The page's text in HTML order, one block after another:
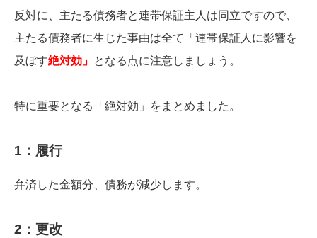
反対に、主たる債務者と連帯保証主人は同立ですので、
主たる債務者に生じた事由は全て「連帯保証人に影響を
及ぼす絶対効」 となる点に注意しましょう。
特に重要となる「絶対効」をまとめました。
1：履行
弁済した金額分、債務が減少します。
2：更改